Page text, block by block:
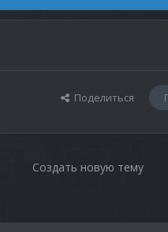
Поделиться
Создать новую тему